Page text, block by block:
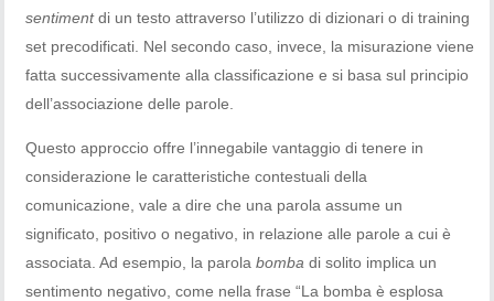
sentimentdi un testo attraverso l’utilizzo di dizionari o di training
set precodificati. Nel secondo caso, invece, la misurazione viene
fatta successivamente alla classificazione e si basa sul principio
dell’associazione delle parole.
Questo approccio offre l’innegabile vantaggio di tenere in
considerazione le caratteristiche contestuali della
comunicazione, vale a dire che una parola assume un
significato, positivo o negativo, in relazione alle parole a cui è
associata. Ad esempio, la parolabomba di solito implica un
sentimento negativo, come nella frase “La bomba è esplosa